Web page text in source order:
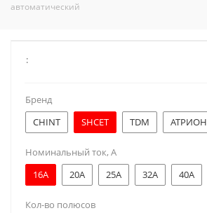
автоматический
:
Бренд
CHINT
SHCET TDM АТРИОН
Номинальный ток, А
16A
20A 25A 32A 40A
Кол-во полюсов